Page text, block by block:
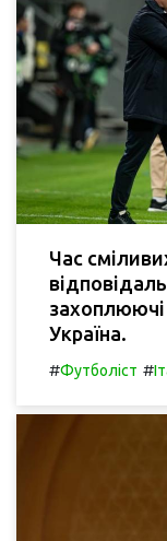
Час
захоплюючі
Україна.
#Футболіст #